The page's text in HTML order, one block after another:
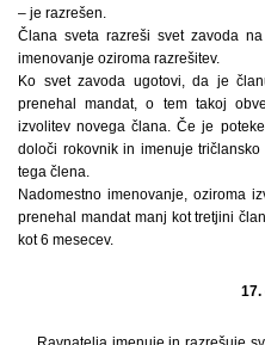
– je razrešen.
Člana sveta razreši svet zavoda
imenovanje oziroma razrešitev.
Ko svet zavoda ugotovi, da je
prenehal mandat, o tem takoj
izvolitev novega člana. Če je
določi rokovnik in imenuje
tega člena.
Nadomestno imenovanje, oziroma
prenehal mandat manj kot tretjini
kot 6 mesecev.
17.